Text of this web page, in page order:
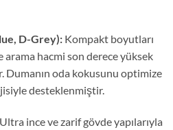
D-Grey): Kompakt boyutları
hacmi son derece yüksek
Dumanın oda kokusunu optimize
desteklenmiştir.
Ultra ince ve zarif gövde yapılarıyla